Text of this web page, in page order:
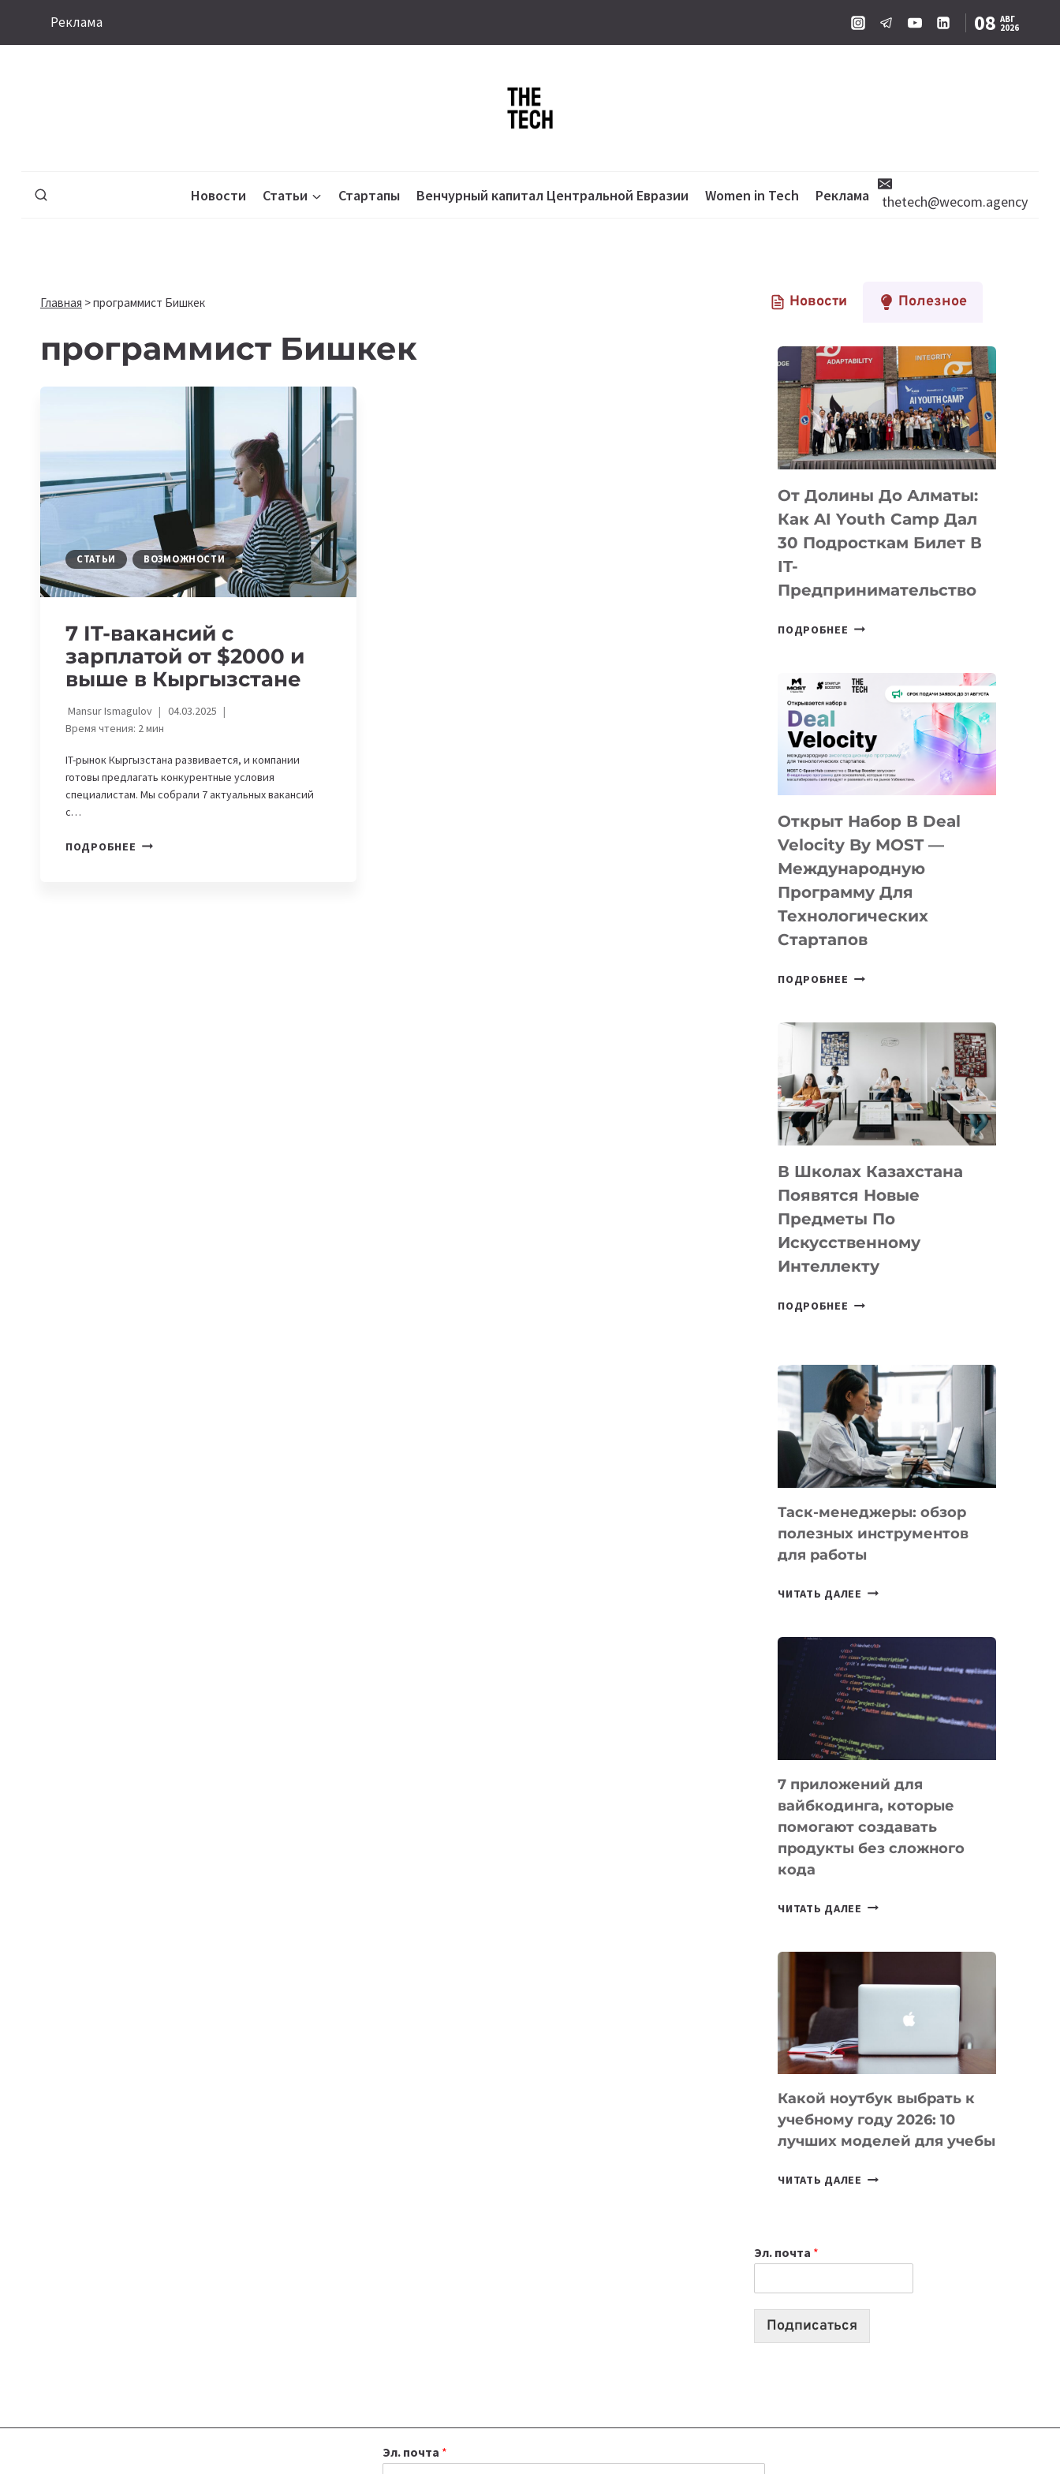
Реклама 08 АВГ
2026
Новости Статьи Стартапы Венчурный капитал Центральной Евразии Women in Tech Реклама thetech@wecom.agency
Главная >программист Бишкек
программист Бишкек
СТАТЬИ ВОЗМОЖНОСТИ
7 IT-вакансий с
зарплатой от $2000 и
выше в Кыргызстане
Mansur Ismagulov
04.03.2025
Время чтения: 2мин
IT-рынок Кыргызстана развивается, и компании
готовы предлагать конкурентные условия
специалистам. Мы собрали 7 актуальных вакансий
с…
ПОДРОБНЕЕ 7
Новости Полезное
От Долины До Алматы:
Как AI Youth Camp Дал
30 Подросткам Билет В
IT-
Предпринимательство
ПОДРОБНЕЕ ОТ
АЛМАТЫ:
YOUTH
CAMP
ДАЛ
ПОДРОСТКАМ
БИЛЕТ
IT-
ПРЕДПРИНИМАТЕЛЬСТВО
Открыт Набор В Deal
Velocity By MOST —
Международную
Программу Для
Технологических
Стартапов
ПОДРОБНЕЕ ОТКРЫТ
DEAL
VELOCITY
MOST
—
МЕЖДУНАРОДНУЮ
ДЛЯ
ТЕХНОЛОГИЧЕСКИХ
СТАРТАПОВ
В Школах Казахстана
Появятся Новые
Предметы По
Искусственному
Интеллекту
ПОДРОБНЕЕ
НОВЫЕ
ПРЕДМЕТЫ
ПО
ИСКУССТВЕННОМУ
ИНТЕЛЛЕКТУ
Таск-менеджеры: обзор
полезных инструментов
для работы
ЧИТАТЬ ДАЛЕЕ ТАСК-
ПОЛЕЗНЫХ
ИНСТРУМЕНТОВ
ДЛЯ
РАБОТЫ
7 приложений для
вайбкодинга, которые
помогают создавать
продукты без сложного
кода
ЧИТАТЬ ДАЛЕЕ
КОТОРЫЕ
СОЗДАВАТЬ
БЕЗ
КОДА
Какой ноутбук выбрать к
учебному году 2026: 10
лучших моделей для учебы
ЧИТАТЬ ДАЛЕЕ КАКОЙ
2026:
10
Эл. почта *
Подписаться
Эл. почта *